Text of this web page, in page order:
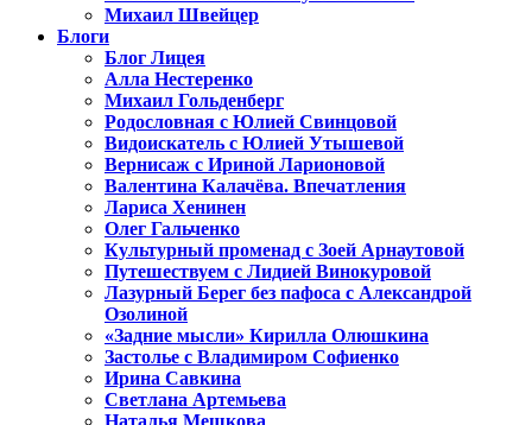
Михаил Швейцер
Блоги
Блог Лицея
Алла Нестеренко
Михаил Гольденберг
Родословная с Юлией Свинцовой
Видоискатель с Юлией Утышевой
Вернисаж с Ириной Ларионовой
Валентина Калачёва. Впечатления
Лариса Хенинен
Олег Гальченко
Культурный променад с Зоей Арнаутовой
Путешествуем с Лидией Винокуровой
Лазурный Берег без пафоса с Александрой
Озолиной
«Задние мысли» Кирилла Олюшкина
Застолье с Владимиром Софиенко
Ирина Савкина
Светлана Артемьева